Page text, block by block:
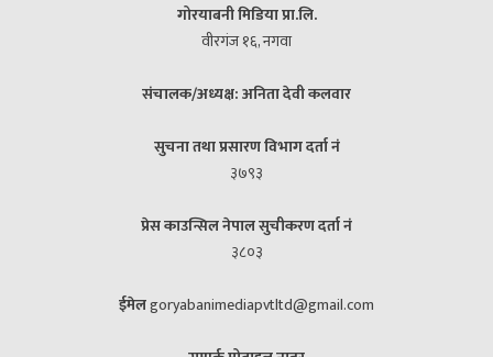
गोरयाबनी मिडिया प्रा.लि.
वीरगंज १६, नगवा
संचालक/अध्यक्ष: अनिता देवी कलवार
सुचना तथा प्रसारण विभाग दर्ता नं
३७९३
प्रेस काउन्सिल नेपाल सुचीकरण दर्ता नं
३८०३
ईमेलgoryabanimediapvtltd@gmail.com